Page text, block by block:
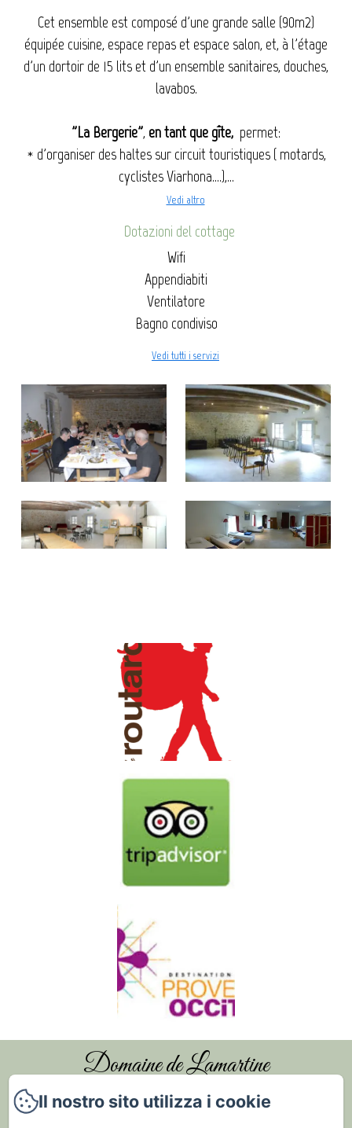
Cet ensemble est composé d'une grande salle (90m2)
équipée cuisine, espace repas et espace salon, et, à l'étage
d'un dortoir de 15 lits et d'un ensemble sanitaires, douches,
lavabos.
"La Bergerie", en tant que gîte, permet:
* d'organiser des haltes sur circuit touristiques ( motards,
cyclistes Viarhona....),...
Vedi altro
Dotazioni del cottage
Wifi
Appendiabiti
Ventilatore
Bagno condiviso
Vedi tutti i servizi
Domaine de Lamartine
Il nostro sito utilizza i cookie